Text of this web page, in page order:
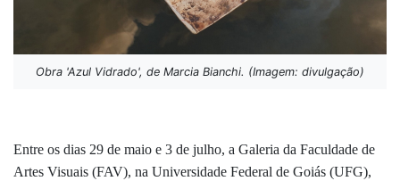
Obra 'Azul Vidrado', de Marcia Bianchi. (Imagem: divulgação)
Entre os dias 29 de maio e 3 de julho, a Galeria da Faculdade de
Artes Visuais (FAV), na Universidade Federal de Goiás (UFG),